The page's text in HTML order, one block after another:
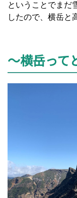
ということでまだ
したので、横岳と
～横岳って